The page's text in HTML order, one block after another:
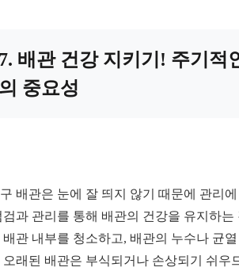
배관 건강 지키기! 주기적
중요성
배관은 눈에 잘 띄지 않기 때문에 관리
검과 관리를 통해 배관의 건강을 유지하
배관 내부를 청소하고, 배관의 누수나 균
오래된 배관은 부식되거나 손상되기 쉬우